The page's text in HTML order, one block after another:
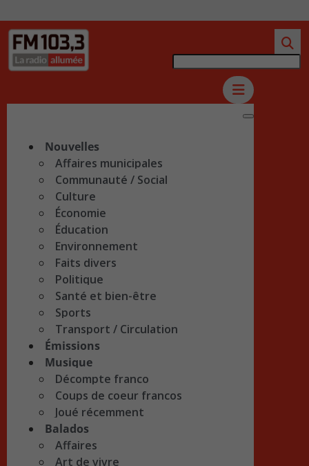
Nouvelles
Affaires municipales
Communauté / Social
Culture
Économie
Éducation
Environnement
Faits divers
Politique
Santé et bien-être
Sports
Transport / Circulation
Émissions
Musique
Décompte franco
Coups de coeur francos
Joué récemment
Balados
Affaires
Art de vivre